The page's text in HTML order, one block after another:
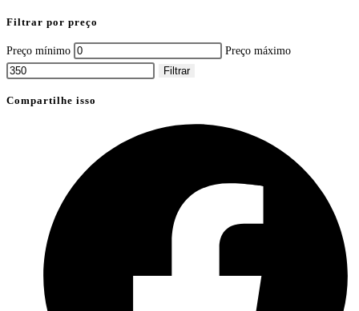
Filtrar por preço
Preço mínimo
Preço máximo
Filtrar
Compartilhe isso